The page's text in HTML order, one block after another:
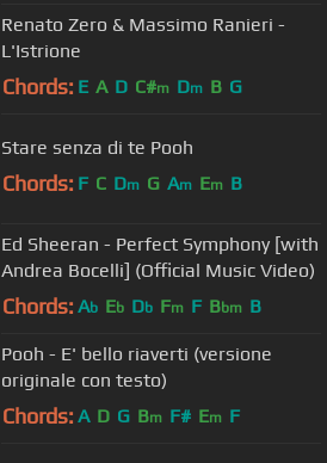
Renato Zero & Massimo Ranieri -
L'Istrione
Chords: E A D C#m Dm B G
Stare senza di te Pooh
Chords: F C Dm G Am Em B
Ed Sheeran - Perfect Symphony [with
Andrea Bocelli] (Official Music Video)
Chords: Ab Eb Db Fm F Bbm B
Pooh - E' bello riaverti (versione
originale con testo)
Chords: A D G Bm F# Em F